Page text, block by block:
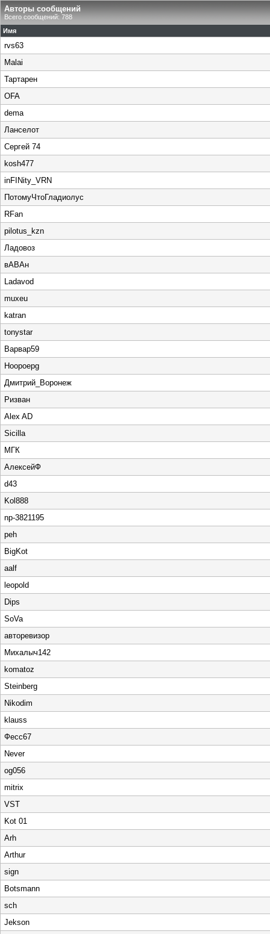
Авторы сообщений
Всего сообщений: 788
Имя
rvs63
Malai
Тартарен
OFA
dema
Ланселот
Сергей 74
kosh477
inFINity_VRN
ПотомуЧтоГладиолус
RFan
pilotus_kzn
Ладовоз
вАВАн
Ladavod
muxeu
katran
tonystar
Варвар59
Hoopoepg
Дмитрий_Воронеж
Ризван
Alex AD
Sicilla
МГК
АлексейФ
d43
Kol888
np-3821195
peh
BigKot
aalf
leopold
Dips
SoVa
авторевизор
Михалыч142
komatoz
Steinberg
Nikodim
klauss
Фесс67
Never
og056
mitrix
VST
Kot 01
Arh
Arthur
sign
Botsmann
sch
Jekson